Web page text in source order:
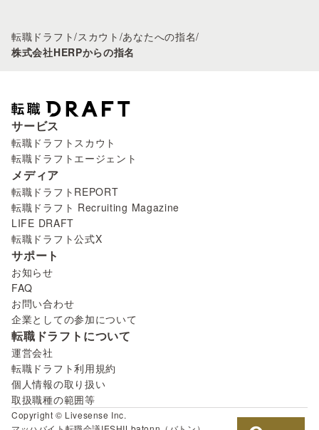
転職ドラフト/スカウト /あなたへの指名/
株式会社HERPからの指名
サービス
転職ドラフトスカウト
転職ドラフトエージェント
メディア
転職ドラフトREPORT
転職ドラフト Recruiting Magazine
LIFE DRAFT
転職ドラフト公式X
サポート
お知らせ
FAQ
お問い合わせ
企業としての参加について
転職ドラフトについて
運営会社
転職ドラフト利用規約
個人情報の取り扱い
取扱職種の範囲等
Copyright © Livesense Inc.